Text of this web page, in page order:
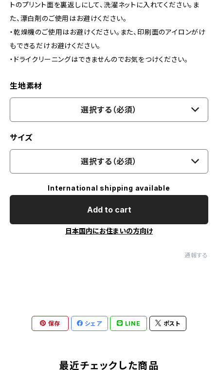
トのプリント面を裏返しにして、洗濯ネットに入れてください。ま
た、漂白剤のご使用はお避けください。
・乾燥機のご使用はお避けください。また、印刷面のアイロンがけ
もできるだけお避けください。
・ドライクリーニングはできませんのでお気をつけください。
生地素材
選択する（必須）
サイズ
選択する（必須）
International shipping available
Add to cart
日本国内にお住まいの方向け
通報する
保存 シェア LINE ポスト
最近チェックした商品